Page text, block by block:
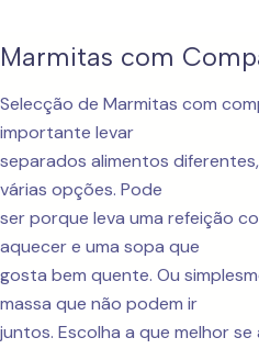
Marmitas com
Selecção de Marmitas com
importante levar
separados alimentos
várias opções. Pode
ser porque leva uma refeição
aquecer e uma sopa que
gosta bem quente. Ou
massa que não podem ir
juntos. Escolha a que melhor se